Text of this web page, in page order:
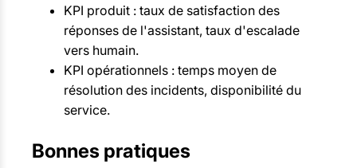
KPI produit : taux de satisfaction des
réponses de l'assistant, taux d'escalade
vers humain.
KPI opérationnels : temps moyen de
résolution des incidents, disponibilité du
service.
Bonnes pratiques